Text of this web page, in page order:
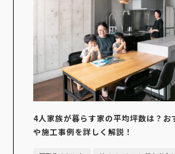
4人家族が暮らす家の平均坪数は？お
や施工事例を詳しく解説！